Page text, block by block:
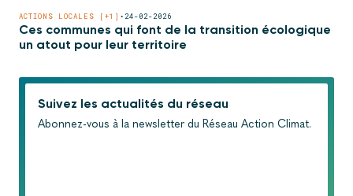
ACTIONS LOCALES [+1] • 24-02-2026
Ces communes qui font de la transition écologique
un atout pour leur territoire
Suivez les actualités du réseau
Abonnez-vous à la newsletter du Réseau Action Climat.